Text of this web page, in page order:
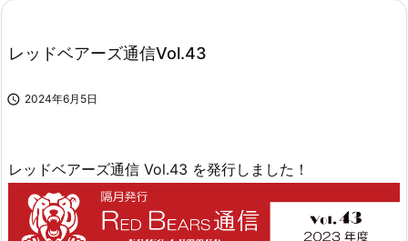
レッドベアーズ通信Vol.43
 2024年6月5日
レッドベアーズ通信 Vol.43 を発行しました！